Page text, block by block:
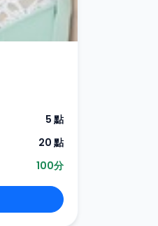
5 點
20 點
100分